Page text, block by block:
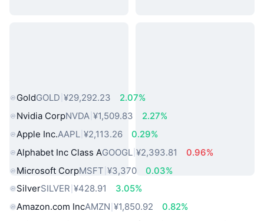
GoldGOLD ¥29,292.23
2.07%
Nvidia CorpNVDA ¥1,509.83
2.27%
Apple Inc.AAPL ¥2,113.26
0.29%
Alphabet Inc Class AGOOGL ¥2,393.81
0.96%
Microsoft CorpMSFT ¥3,370
0.03%
SilverSILVER ¥428.91
3.05%
Amazon.com IncAMZN ¥1,850.92
0.82%